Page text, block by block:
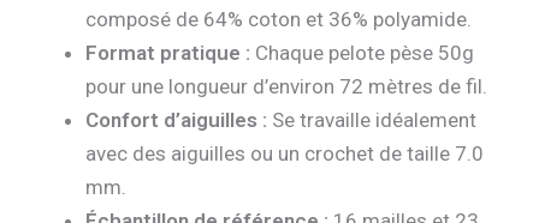
composé de 64% coton et 36% polyamide.
Format pratique : Chaque pelote pèse 50g
pour une longueur d’environ 72 mètres de fil.
Confort d’aiguilles : Se travaille idéalement
avec des aiguilles ou un crochet de taille 7.0
mm.